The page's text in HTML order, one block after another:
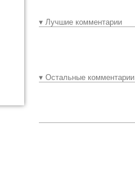
▾ Лучшие комментарии
▾ Остальные комментарии